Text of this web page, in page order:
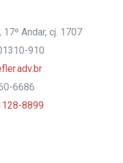
Andar, cj. 1707
910
6686
8899